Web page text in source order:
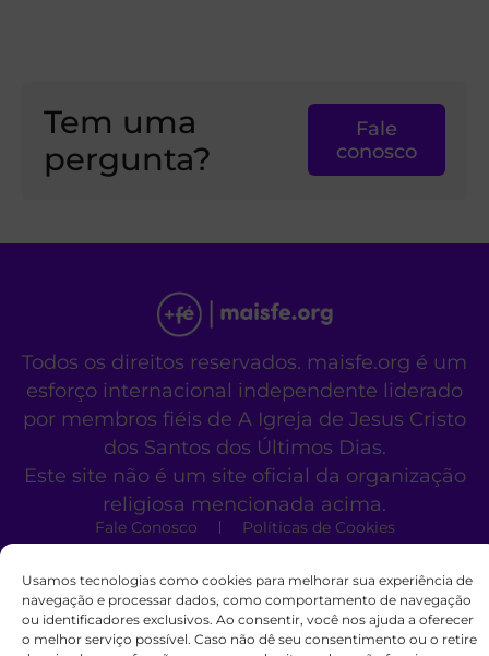
Usamos tecnologias como cookies para melhorar sua experiência de
navegação e processar dados, como comportamento de navegação
ou identificadores exclusivos. Ao consentir, você nos ajuda a oferecer
o melhor serviço possível. Caso não dê seu consentimento ou o retire
Tem uma
pergunta?
Fale
conosco
Todos os direitos reservados. maisfe.org é um
esforço internacional independente liderado
por membros fiéis de A Igreja de Jesus Cristo
dos Santos dos Últimos Dias.
Este site não é um site oficial da organização
religiosa mencionada acima.
Fale Conosco Políticas de Cookies